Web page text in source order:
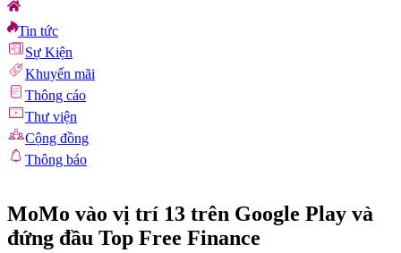
Tin tức
Sự Kiện
Khuyến mãi
Thông cáo
Thư viện
Cộng đồng
Thông báo
MoMo vào vị trí 13 trên Google Play và
đứng đầu Top Free Finance